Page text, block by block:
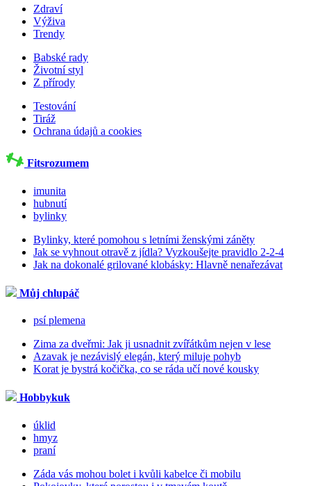
Zdraví
Výživa
Trendy
Babské rady
Životní styl
Z přírody
Testování
Tiráž
Ochrana údajů a cookies
Fitsrozumem
imunita
hubnutí
bylinky
Bylinky, které pomohou s letními ženskými záněty
Jak se vyhnout otravě z jídla? Vyzkoušejte pravidlo 2-2-4
Jak na dokonalé grilované klobásky: Hlavně nenařezávat
Můj chlupáč
psí plemena
Zima za dveřmi: Jak ji usnadnit zvířátkům nejen v lese
Azavak je nezávislý elegán, který miluje pohyb
Korat je bystrá kočička, co se ráda učí nové kousky
Hobbykuk
úklid
hmyz
praní
Záda vás mohou bolet i kvůli kabelce či mobilu